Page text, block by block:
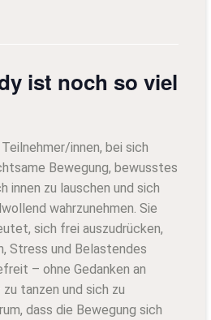
ist noch so viel
innen, bei sich
Bewegung, bewusstes
innen zu lauschen und sich
wahrzunehmen. Sie
sich frei auszudrücken,
Stress und Belastendes
– ohne Gedanken an
tanzen und sich zu
dass die Bewegung sich